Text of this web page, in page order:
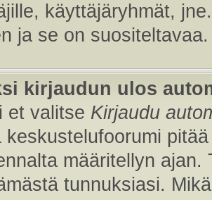
käyttäjäryhmät,
ja se on suositeltavaa.
kirjaudun ulos
et valitse Kirjaudu
keskustelufoorumi
määritellyn
tunnuksiasi.